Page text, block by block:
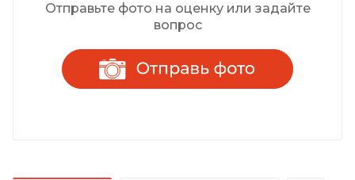
Отправьте фото на оценку или задайте
вопрос